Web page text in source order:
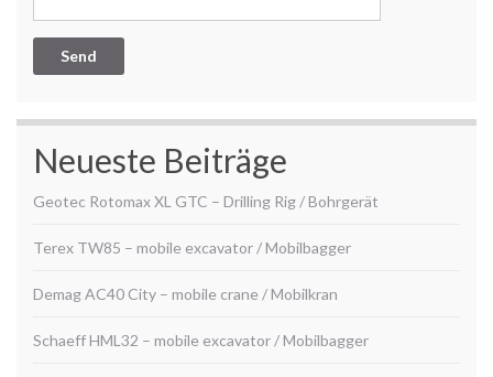
Neueste Beiträge
Geotec Rotomax XL GTC – Drilling Rig / Bohrgerät
Terex TW85 – mobile excavator / Mobilbagger
Demag AC40 City – mobile crane / Mobilkran
Schaeff HML32 – mobile excavator / Mobilbagger